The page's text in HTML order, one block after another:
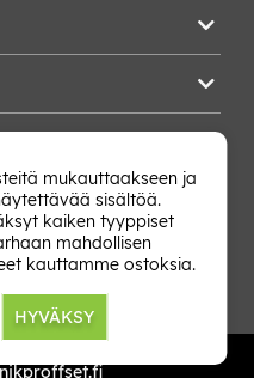
mukauttaakseen ja
sisältöä.
kaiken tyyppiset
mahdollisen
kauttamme ostoksia.
HYVÄKSY